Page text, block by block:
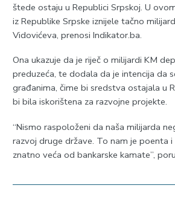
štede ostaju u Republici Srpskoj. U
iz Republike Srpske iznijele tačno
Vidovićeva, prenosi Indikator.ba.
Ona ukazuje da je riječ o milijardi KM
preduzeća, te dodala da je intencija da
građanima, čime bi sredstva ostajala u
bi bila iskorištena za razvojne projekte.
“Nismo raspoloženi da naša milijarda
razvoj druge države. To nam je poenta
znatno veća od bankarske kamate”,